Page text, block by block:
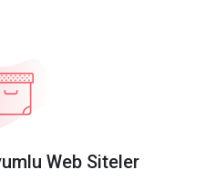
Web Siteler